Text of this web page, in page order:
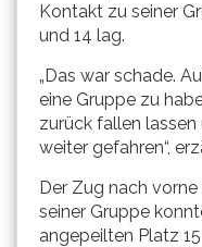
Kontakt zu seiner
und 14 lag.
„Das war schade.
eine Gruppe zu
zurück fallen
weiter gefahren“,
Der Zug nach
seiner Gruppe
angepeilten Platz